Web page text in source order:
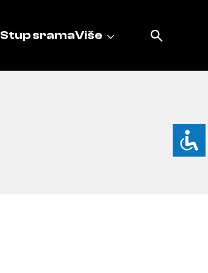
Stup sramaViše